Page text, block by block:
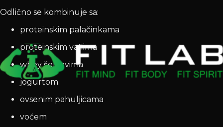
Odlično se kombinuje sa:
proteinskim palačinkama
proteinskim vaflima
whey šejkovima
jogurtom
ovsenim pahuljicama
voćem